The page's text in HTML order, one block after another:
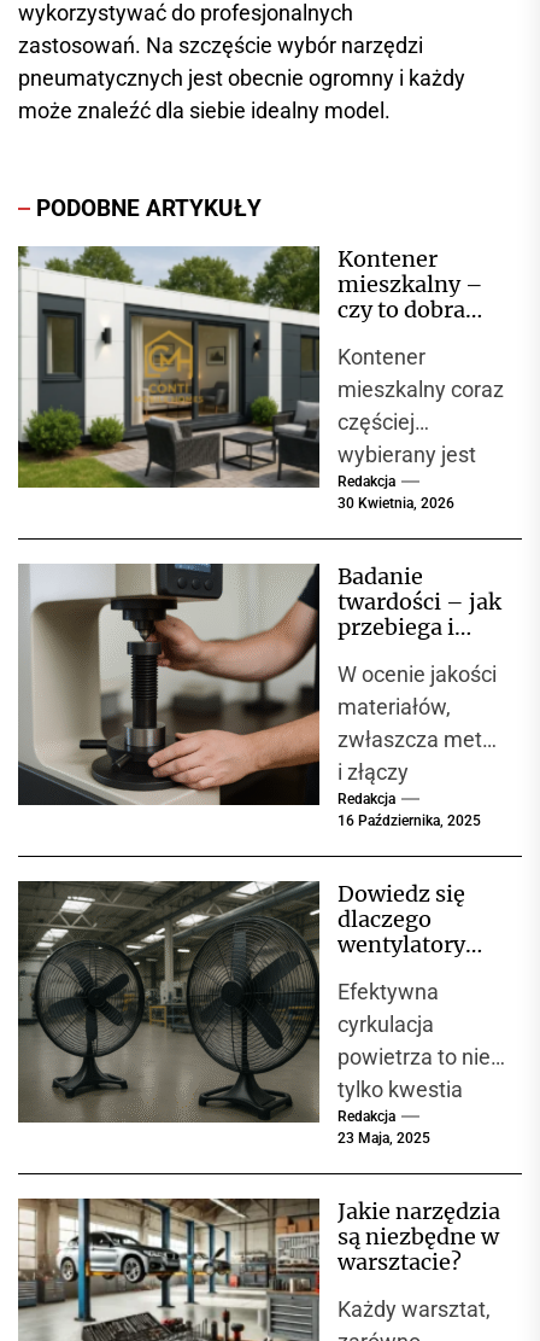
wykorzystywać do profesjonalnych
zastosowań. Na szczęście wybór narzędzi
pneumatycznych jest obecnie ogromny i każdy
może znaleźć dla siebie idealny model.
PODOBNE ARTYKUŁY
Kontener
mieszkalny –
czy to dobra
domu?
Kontener
mieszkalny coraz
częściej
wybierany jest
jako alternatywa
Nowoczesne
kontenery
komfort, szybki
montaż i
niższe...
Redakcja
30 Kwietnia, 2026
Badanie
twardości – jak
przebiega i
kluczowe w
kontroli jakości
materiałów?
W ocenie jakości
materiałów,
zwłaszcza metali
i złączy
spawanych,
odporność na
odkształcenia
Jedną z
podstawowych...
Redakcja
16 Października, 2025
Dowiedz się
dlaczego
wentylatory
są niezbędne w
każdej hali
produkcyjnej
Efektywna
cyrkulacja
powietrza to nie
tylko kwestia
komfortu, ale
bezpieczeństwa i
wydajności w
przemysłowych.
Redakcja
23 Maja, 2025
Jakie narzędzia
są niezbędne w
warsztacie?
Każdy warsztat,